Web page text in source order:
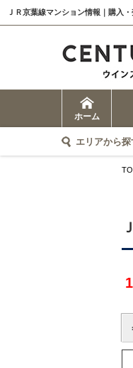
ＪＲ京葉線マンション情報｜購入
ホーム
エリアから探
1